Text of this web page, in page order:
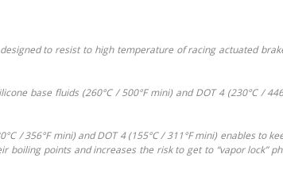
to resist to high temperature of racing actuated
base fluids (260°C / 500°F mini) and DOT 4 (230°C /
/ 356°F mini) and DOT 4 (155°C / 311°F mini) enables to
points and increases the risk to get to “vapor lock”